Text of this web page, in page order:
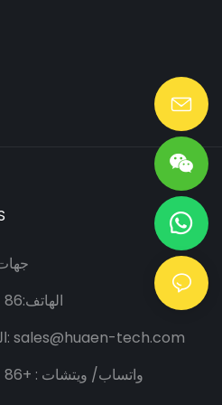
الهاتف:86 18868890381
البريد الإلكتروني: sales@huaen-tech.com
واتساب/ ويتشات : +86 18868890381